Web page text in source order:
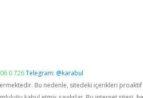
0 726Telegram: @karabul
Bu nedenle, sitedeki içerikleri